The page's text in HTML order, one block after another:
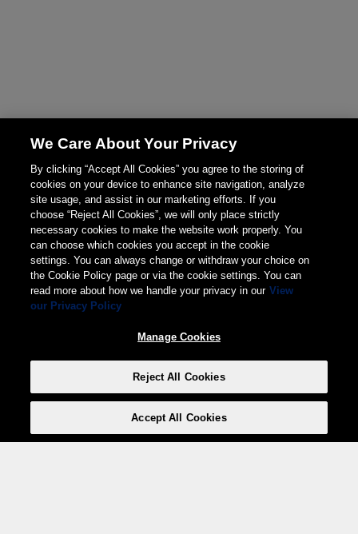
We Care About Your Privacy
By clicking “Accept All Cookies” you agree to the storing of
cookies on your device to enhance site navigation, analyze
site usage, and assist in our marketing efforts. If you
choose “Reject All Cookies”, we will only place strictly
necessary cookies to make the website work properly. You
can choose which cookies you accept in the cookie
settings. You can always change or withdraw your choice on
the Cookie Policy page or via the cookie settings. You can
read more about how we handle your privacy in our View
our Privacy Policy
Manage Cookies
Reject All Cookies
Accept All Cookies